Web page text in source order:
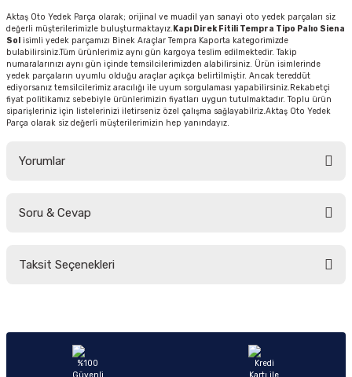
Aktaş Oto Yedek Parça olarak; orijinal ve muadil yan sanayi oto yedek parçaları siz
değerli müşterilerimizle buluşturmaktayız.Kapı Direk Fitili Tempra Tipo Palıo Siena
Sol isimli yedek parçamızı Binek Araçlar Tempra Kaporta kategorimizde
bulabilirsiniz.Tüm ürünlerimiz aynı gün kargoya teslim edilmektedir. Takip
numaralarınızı aynı gün içinde temsilcilerimizden alabilirsiniz. Ürün isimlerinde
yedek parçaların uyumlu olduğu araçlar açıkça belirtilmiştir. Ancak tereddüt
ediyorsanız temsilcilerimiz aracılığı ile uyum sorgulaması yapabilirsiniz.Rekabetçi
fiyat politikamız sebebiyle ürünlerimizin fiyatları uygun tutulmaktadır. Toplu ürün
siparişleriniz için listelerinizi iletirseniz özel çalışma sağlayabilriz.Aktaş Oto Yedek
Parça olarak siz değerli müşterilerimizin hep yanındayız.
Yorumlar
Soru & Cevap
Taksit Seçenekleri